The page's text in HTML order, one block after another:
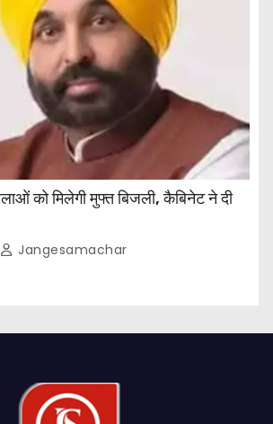
को मिलेगी मुफ्त बिजली, कैबिनेट ने दी
Jangesamachar